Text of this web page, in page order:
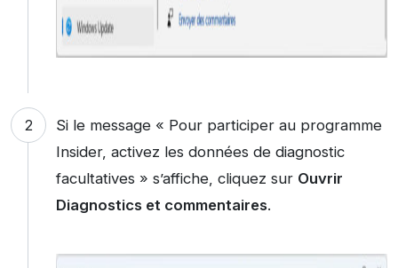
Si le message « Pour participer au programme
Insider, activez les données de diagnostic
facultatives » s’affiche, cliquez sur Ouvrir
Diagnostics et commentaires.